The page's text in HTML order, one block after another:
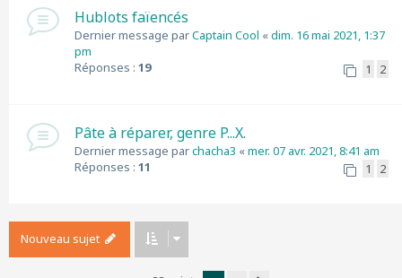
Hublots faïencés
Dernier message parCaptain Cool «dim. 16 mai 2021, 1:37
pm
Réponses : 19 1 2
Pâte à réparer, genre P...X.
Dernier message parchacha3 «mer. 07 avr. 2021, 8:41 am
Réponses : 11 1 2
Nouveau sujet